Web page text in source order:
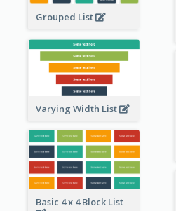
Grouped List
Varying Width List
Basic 4 x 4 Block List